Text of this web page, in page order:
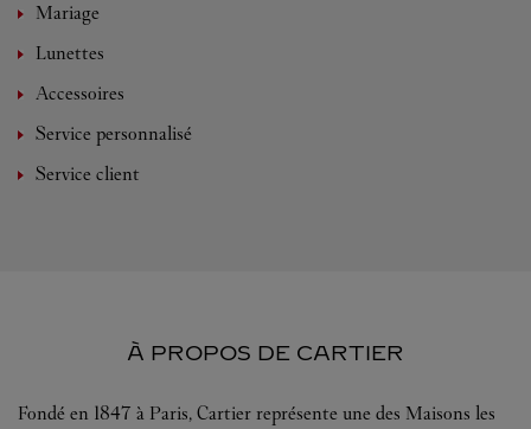
Mariage
Lunettes
Accessoires
Service personnalisé
Service client
À PROPOS DE CARTIER
Fondé en 1847 à Paris, Cartier représente une des Maisons les